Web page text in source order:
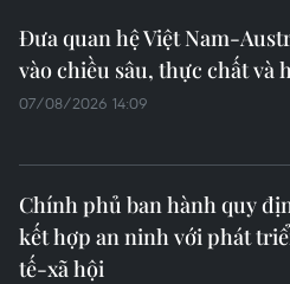
Đưa quan hệ Việt Nam-
vào chiều sâu, thực chất và
07/08/2026 14:09
Chính phủ ban hành quy
kết hợp an ninh với phát
tế-xã hội